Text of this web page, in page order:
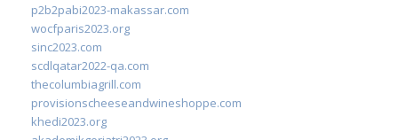
p2b2pabi2023-makassar.com
wocfparis2023.org
sinc2023.com
scdlqatar2022-qa.com
thecolumbiagrill.com
provisionscheeseandwineshoppe.com
khedi2023.org